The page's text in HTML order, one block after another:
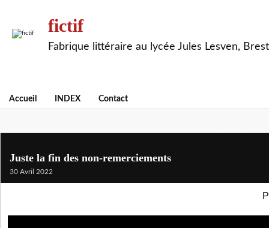
fictif
Fabrique littéraire au lycée Jules Lesven, Brest
Accueil INDEX Contact
Juste la fin des non-remerciements
30 Avril 2022